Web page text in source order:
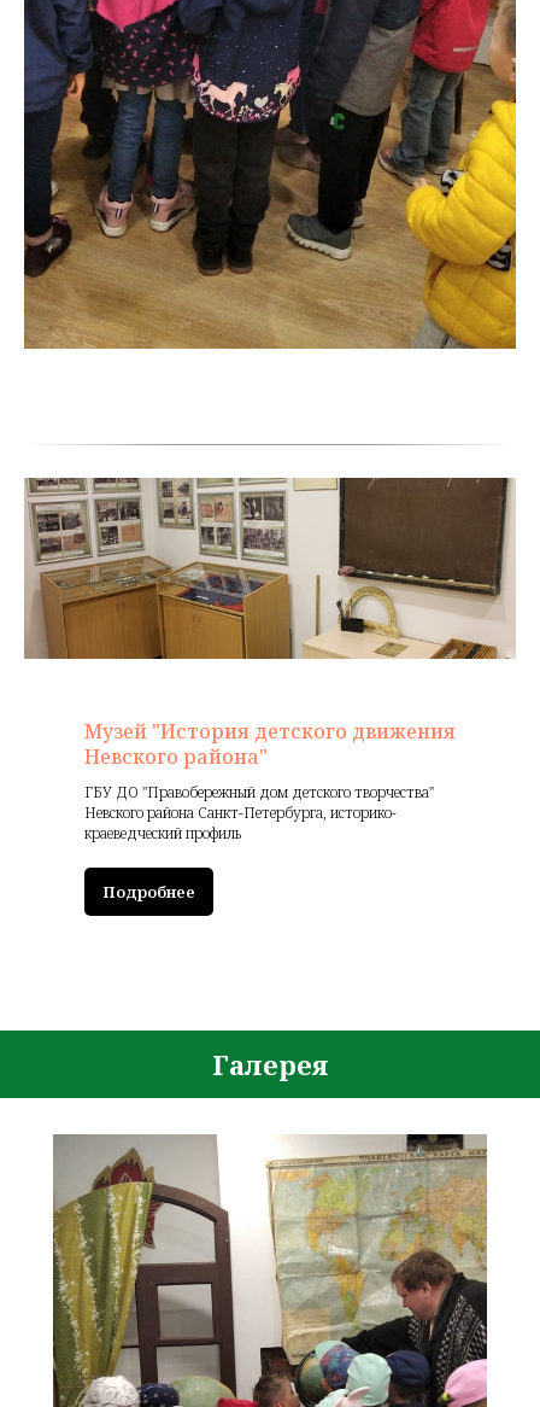
Музей "История детского движения
Невского района"
ГБУ ДО "Правобережный дом детского творчества"
Невского района Санкт-Петербурга, историко-
краеведческий профиль
Подробнее
Галерея